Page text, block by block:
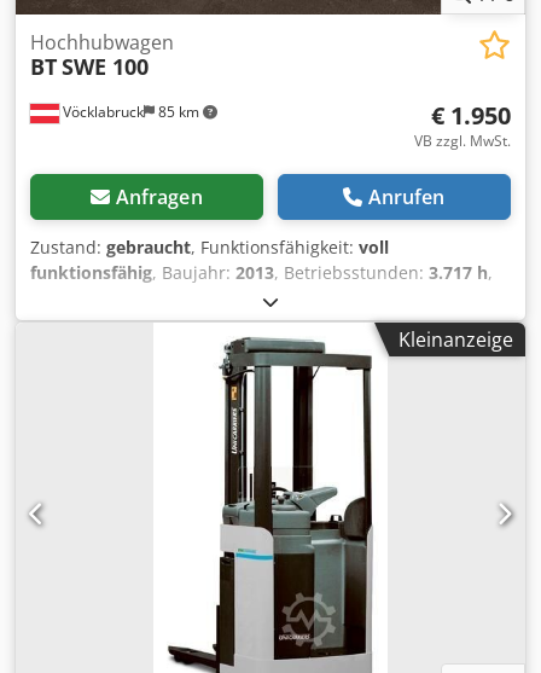
Vöcklabruck 85 km
Hochhubwagen
BTSWE 100
€ 1.950
VB zzgl. MwSt.
Anfragen Anrufen
Zustand: gebraucht, Funktionsfähigkeit: voll
funktionsfähig, Baujahr: 2013, Betriebsstunden: 3.717 h,
, Hubhöhe:2.700 mm
elektrisch, Masttyp:Duplex, Bauhöhe:1.850 mm,
, Antriebsart:Elektro,
Hochhubwagen Lastschwerpunkt: 600 Masttyp: Duplex
Zustand: Einsatzbereit und voll funktionsfähig Djdjzpz
Dajpfx Agmeck Zustand Technisch: gut Bereifung vorne
Typ: Polyurethan Bereifung hinten Typ: Polyurethan
Batterie Volt: 24V Beschreibung: einklappbare
Fahrerplattform, Ladegerät integriert
Kleinanzeige